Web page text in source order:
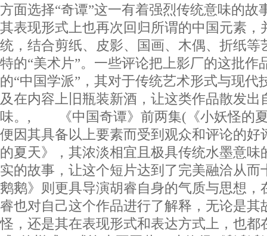
方面选择“奇谭”这一有着强烈传统意味的故
其表现形式上也再次回归所谓的中国元素，
统，结合剪纸、皮影、国画、木偶、折纸等
特的“美术片”。一些评论把上影厂的这批作
的“中国学派”，其对于传统艺术形式与现代
及在内容上旧瓶装新酒，让这类作品散发出
味。, 《中国奇谭》前两集(《小妖怪的
便因其具备以上要素而受到观众和评论的好
的夏天》，其浓淡相宜且极具传统水墨意味
实的故事，让这个短片达到了完美融洽从而
鹅鹅》则更具导演胡睿自身的气质与思想，
睿也对自己这个作品进行了解释，无论是其
怪，还是其在表现形式和表达方式上，也都